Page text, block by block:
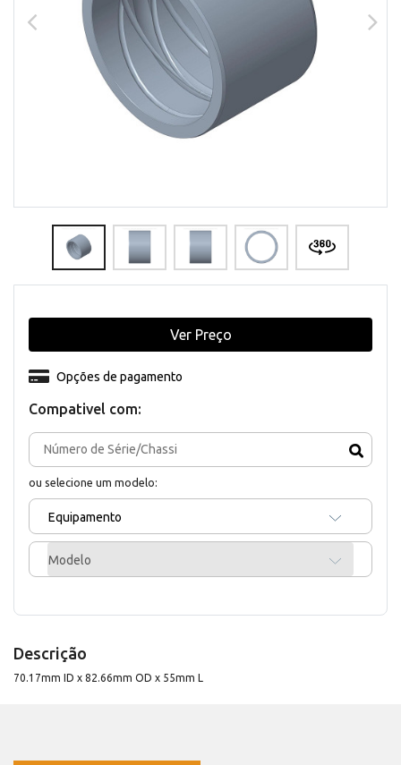
Compativel com:
ou selecione um modelo:
Equipamento
Modelo
Opções de pagamento
Ver Preço
Descrição
70.17mm ID x 82.66mm OD x 55mm L